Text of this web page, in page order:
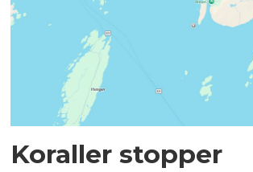
Koraller stopper